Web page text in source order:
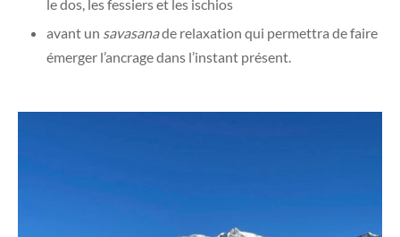
le dos, les fessiers et les ischios
avant un savasanade relaxation qui permettra de faire
émerger l’ancrage dans l’instant présent.